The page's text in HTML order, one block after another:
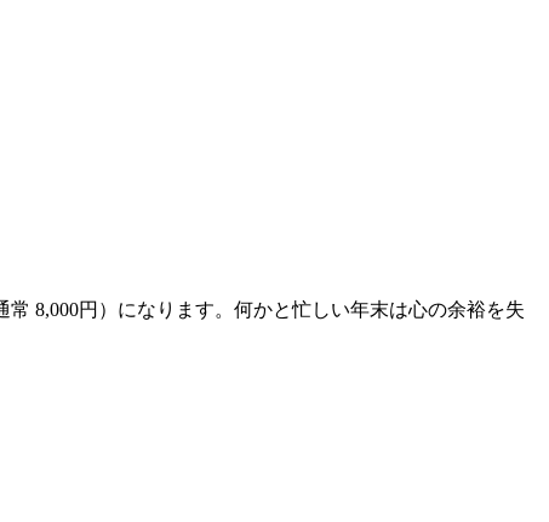
8,000円）になります。何かと忙しい年末は心の余裕を失